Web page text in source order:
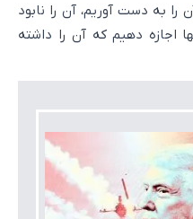
را به دست آوریم، آن را نابود
اجازه دهیم که آن را داشته